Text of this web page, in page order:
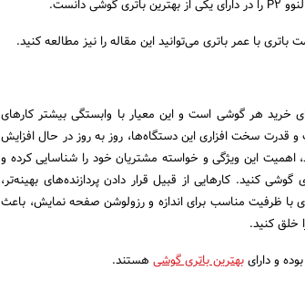
با عمر باتری می‌توانید این مقاله را نیز مطالعه کنید.
خرید هر گوشی است و این معیار با وابستگی بیشتر کارهای
قدرت سخت افزاری این دستگاه‌ها، روز به روز در حال افزایش
این ویژگی و خواسته مشتریان خود را شناسایی کرده و
کنید. کارهایی از قبیل قرار دادن پردازنده‌های بهینه‌تر،
با ظرفیت مناسب برای اندازه و رزولوشن صفحه نمایش، باعث
خلق کنید.
و دارایبهترین باتری گوشی هستند.